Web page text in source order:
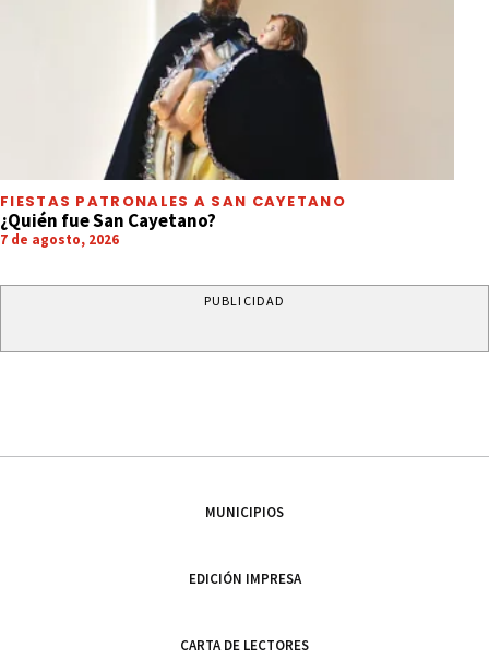
FIESTAS PATRONALES A SAN CAYETANO
¿Quién fue San Cayetano?
7 de agosto, 2026
PUBLICIDAD
MUNICIPIOS
EDICIÓN IMPRESA
CARTA DE LECTORES